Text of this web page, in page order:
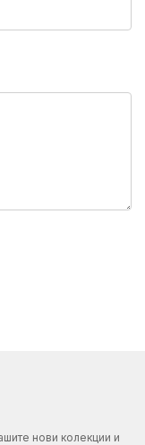
нови колекции и